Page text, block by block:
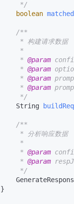
     */
boolean matched
/**
     * 构建请求数据
     *
     *
@param
     *
@param
     *
@param
     *
@param
     */
    String
/**
     * 分析响应数据
     *
     *
@param
     *
@param
     */
}